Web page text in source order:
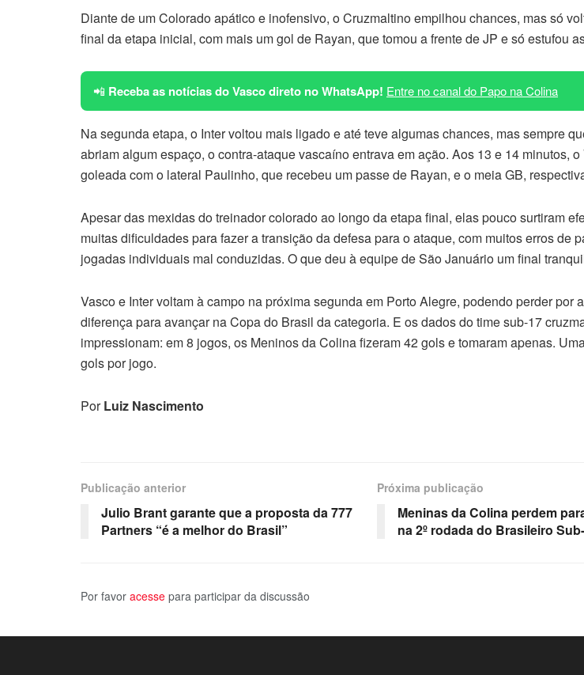
Diante de um Colorado apático e inofensivo, o Cruzmaltino empilhou chances, mas só
final da etapa inicial, com mais um gol de Rayan, que tomou a frente de JP e só estufou
📲 Receba as notícias do Vasco direto no WhatsApp! Entre no canal do Papo na Colina
Na segunda etapa, o Inter voltou mais ligado e até teve algumas chances, mas sempre
abriam algum espaço, o contra-ataque vascaíno entrava em ação. Aos 13 e 14 minutos,
goleada com o lateral Paulinho, que recebeu um passe de Rayan, e o meia GB,
Apesar das mexidas do treinador colorado ao longo da etapa final, elas pouco surtiram
muitas dificuldades para fazer a transição da defesa para o ataque, com muitos erros de
jogadas individuais mal conduzidas. O que deu à equipe de São Januário um final
Vasco e Inter voltam à campo na próxima segunda em Porto Alegre, podendo perder por
diferença para avançar na Copa do Brasil da categoria. E os dados do time sub-17
impressionam: em 8 jogos, os Meninos da Colina fizeram 42 gols e tomaram apenas.
gols por jogo.
PorLuiz Nascimento
Publicação anterior
Julio Brant garante que a proposta da 777
Partners “é a melhor do Brasil”
Próxima publicação
Meninas da Colina perdem
na 2º rodada do Brasileiro
Por favor acesse para participar da discussão